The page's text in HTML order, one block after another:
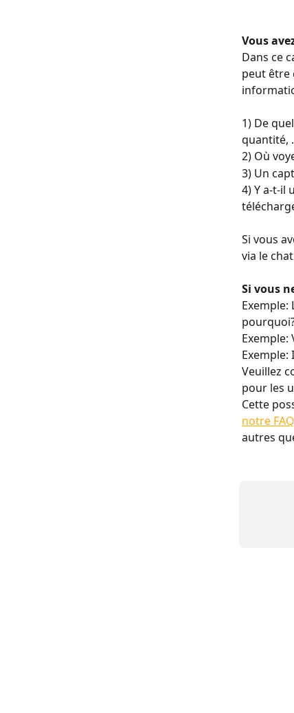
Vous
Dans ce
peut être
﻿1) De
quantité,
2) Où
3) Un
4) Y a-t-il
Si vous
via le
Si vous
Exemple:
Exemple:
Exemple:
Veuillez
pour les
Cette
notre FAQ
autres